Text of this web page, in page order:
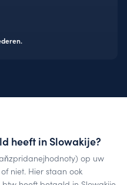
heeft in Slowakije?
op uw
niet. Hier staan ook